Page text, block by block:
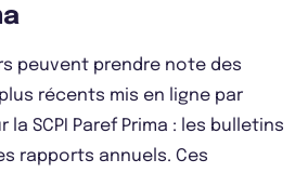
peuvent prendre note des
récents mis en ligne par
la SCPI Paref Prima : les bulletins
rapports annuels. Ces